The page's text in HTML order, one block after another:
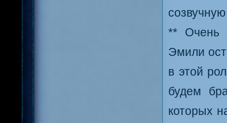
** Очень
Эмили
в этой
будем
которых